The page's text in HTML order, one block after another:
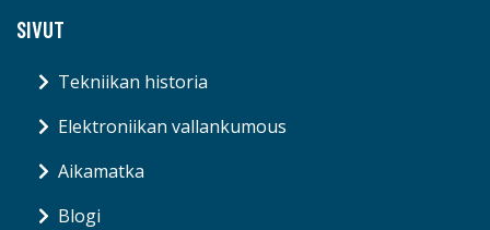
SIVUT
Tekniikan historia
Elektroniikan vallankumous
Aikamatka
Blogi